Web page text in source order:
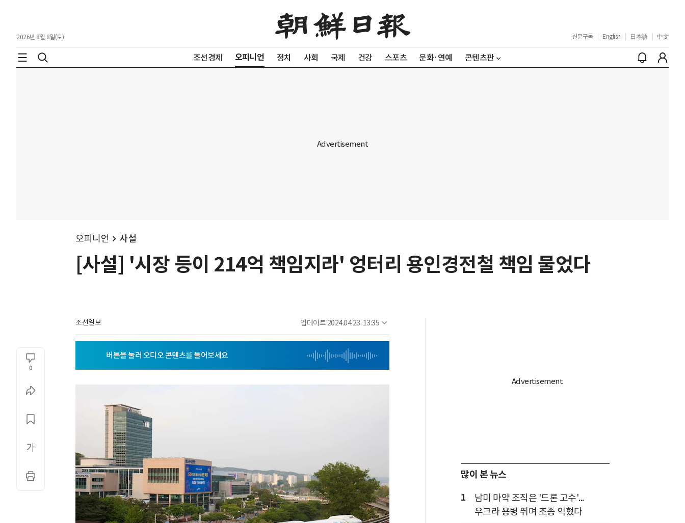
2026년 8월 8일(토) 신문구독 English 日本語 中文
조선경제 오피니언 정치 사회 국제 건강 스포츠 문화·연예 콘텐츠판
오피니언 사설
[사설] '시장 등이 214억 책임지라' 엉터리 용인경전철 책임 물었다
조선일보 업데이트 2024.04.23. 13:35
0
많이 본 뉴스
1
남미 마약 조직은 '드론 고수'...
우크라 용병 뛰며 조종 익혔다